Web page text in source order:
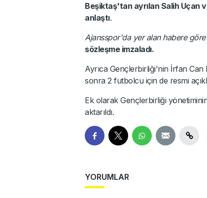
Beşiktaş'tan ayrılan Salih Uçan
anlaştı.
Ajansspor'da yer alan habere göre
sözleşme imzaladı.
Ayrıca Gençlerbirliği'nin İrfan Can
sonra 2 futbolcu için de resmi
Ek olarak Gençlerbirliği yönetiminin
aktarıldı.
YORUMLAR